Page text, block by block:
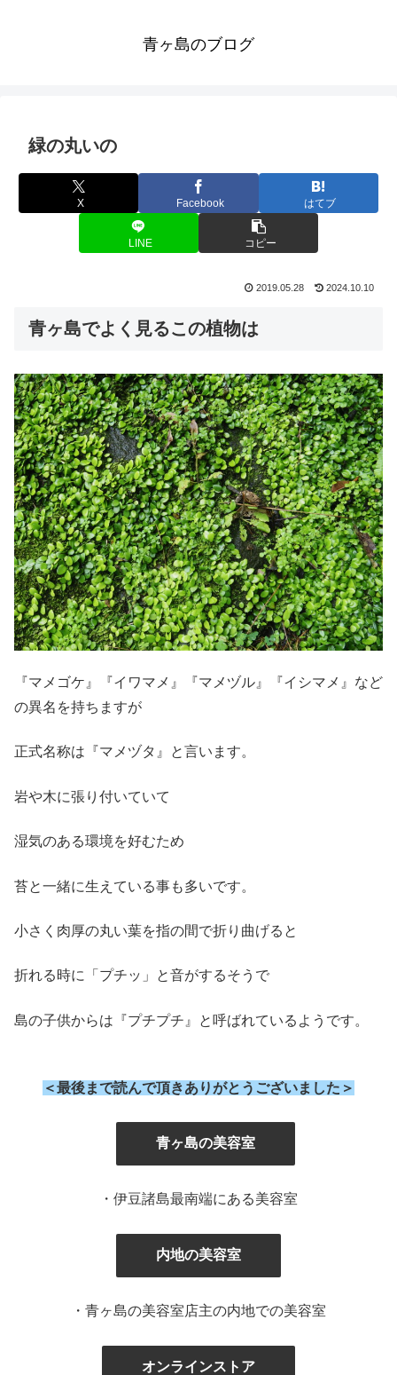
青ヶ島のブログ
緑の丸いの
X Facebook はてブ
LINE コピー
2019.05.28 2024.10.10
青ヶ島でよく見るこの植物は
『マメゴケ』『イワマメ』『マメヅル』『イシマメ』など
の異名を持ちますが
正式名称は『マメヅタ』と言います。
岩や木に張り付いていて
湿気のある環境を好むため
苔と一緒に生えている事も多いです。
小さく肉厚の丸い葉を指の間で折り曲げると
折れる時に「プチッ」と音がするそうで
島の子供からは『プチプチ』と呼ばれているようです。
＜最後まで読んで頂きありがとうございました＞
青ヶ島の美容室
・伊豆諸島最南端にある美容室
内地の美容室
・青ヶ島の美容室店主の内地での美容室
オンラインストア